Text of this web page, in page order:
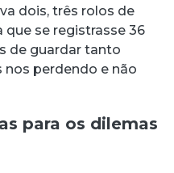
dois, três rolos de
se registrasse 36
de guardar tanto
nos perdendo e não
para os dilemas